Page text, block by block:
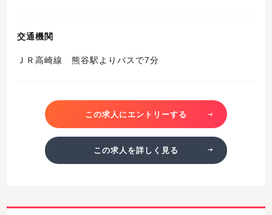
交通機関
ＪＲ高崎線 熊谷駅よりバスで7分
この求人にエントリーする
この求人を詳しく見る